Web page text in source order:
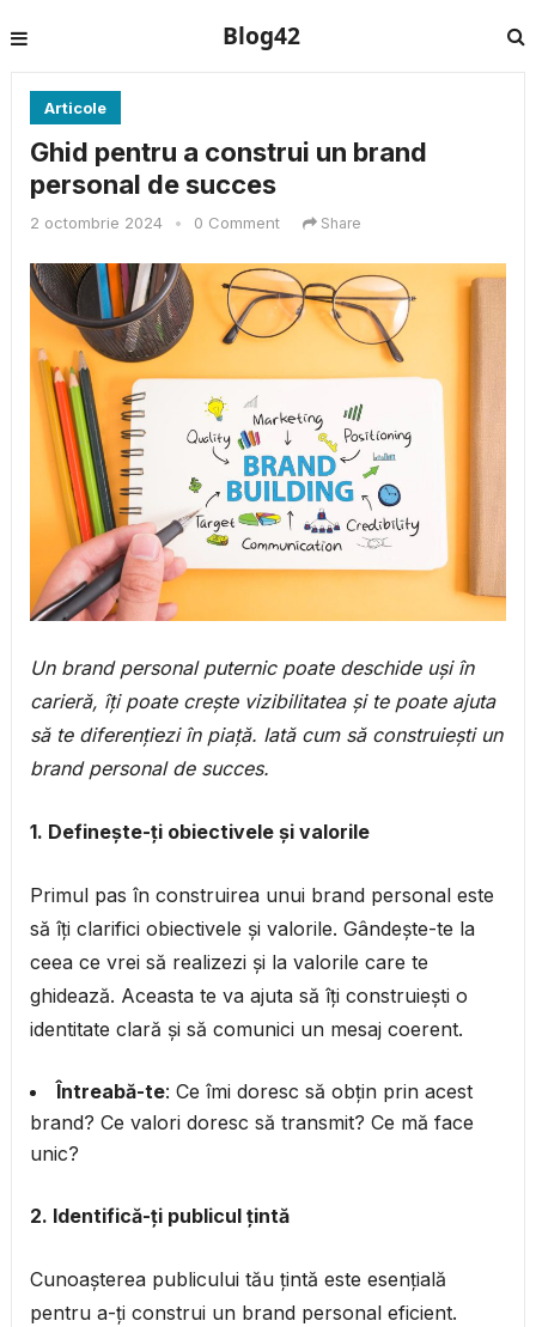
Blog42
Articole
Ghid pentru a construi un brand
personal de succes
2 octombrie 2024 • 0 Comment Share
Un brand personal puternic poate deschide uși în
carieră, îți poate crește vizibilitatea și te poate ajuta
să te diferențiezi în piață. Iată cum să construiești un
brand personal de succes.
1. Definește-ți obiectivele și valorile
Primul pas în construirea unui brand personal este
să îți clarifici obiectivele și valorile. Gândește-te la
ceea ce vrei să realizezi și la valorile care te
ghidează. Aceasta te va ajuta să îți construiești o
identitate clară și să comunici un mesaj coerent.
Întreabă-te: Ce îmi doresc să obțin prin acest
brand? Ce valori doresc să transmit? Ce mă face
unic?
2. Identifică-ți publicul țintă
Cunoașterea publicului tău țintă este esențială
pentru a-ți construi un brand personal eficient.